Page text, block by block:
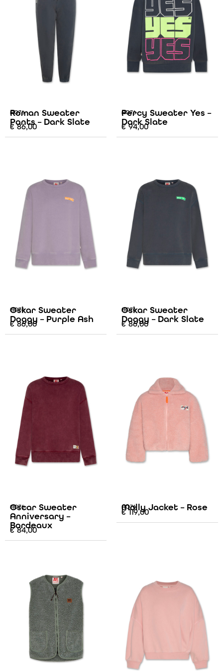
AO76
Roman Sweater
Pants – Dark Slate
€86,00
AO76
Percy Sweater Yes –
Dark Slate
€94,00
AO76
Oskar Sweater
Doggy – Purple Ash
€86,00
AO76
Oskar Sweater
Doggy – Dark Slate
€86,00
AO76
Oscar Sweater
Anniversary –
Bordeaux
€84,00
AO76
Molly Jacket – Rose
€119,00